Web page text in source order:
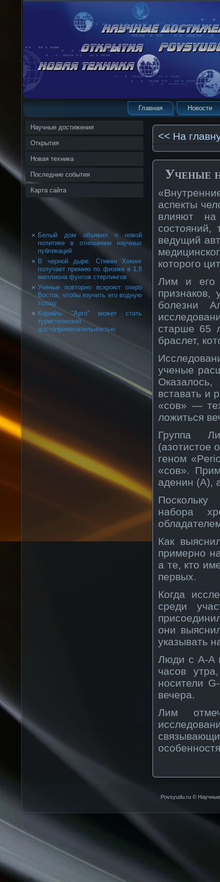
Главная Новости
Научные достижения
Открытия
Новая техника
Последние события
Карта сайта
Белый дом объявил о новой
политике в отношении научных
публикаций
В черной дыре: Стивен Хокинг
получает премию по физике в 1,8
миллиона фунтов стерлингов
Ученые повторно вскроют озеро
Восток, чтобы изучить его водную
толщу
Корабль "Арго" может стать
туристической
достопримечательностью
<< На
Ученые
аспекты
влияют на
состояний,
ведущий
которого
Лим и его
признаков,
болезни
старше 65
браслет,
ученые
вставать и
«сов» —
ложиться
Группа
(азотистое
геном
«сов».
аденин (A),
Поскольку
набора
Как
примерно
а те, кто
первых.
Когда
среди
они
указывать
Люди с A-A
часов
носители
вечера.
Лим
Povsyudu.ru © Научные